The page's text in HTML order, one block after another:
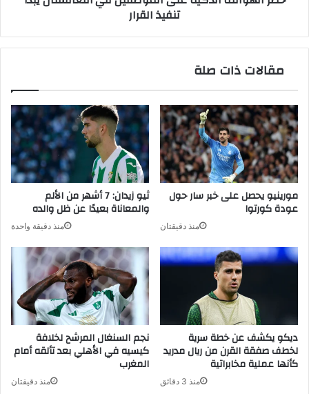
تنفيذ القرار
مقالات ذات صلة
ثيو زيدان: 7 أشهر من الألم
والمعاناة بعيدًا عن ظل والده
منذ دقيقة واحدة
مورينيو يحصل على خبر سار حول
عودة كورتوا
منذ دقيقتان
نجم السنغال المرشح لخلافة
كيسيه في الأهلي بعد تألقه أمام
المغرب
منذ دقيقتان
ديكو يكشف عن خطة سرية
لخطف صفقة القرن من ريال مدريد
كأنها عملية مخابراتية
منذ 3 دقائق